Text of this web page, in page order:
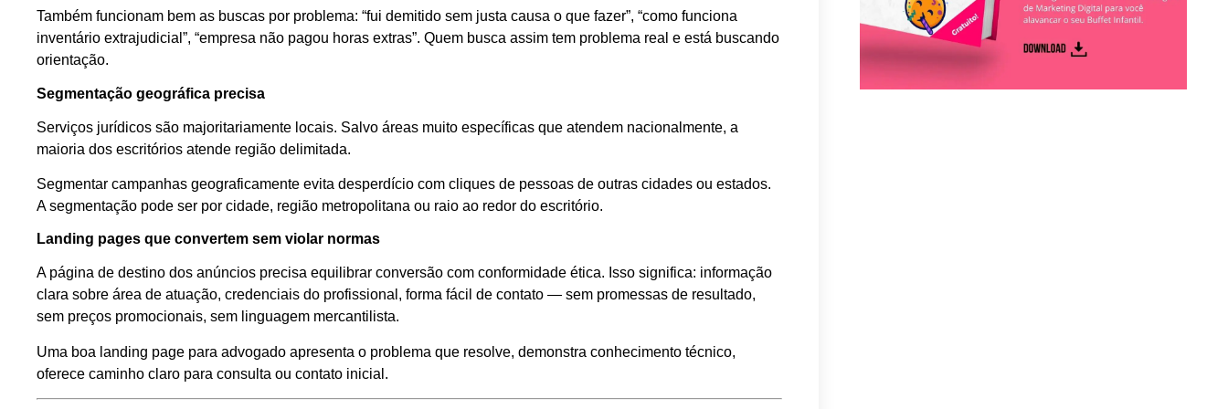
Também funcionam bem as buscas por problema: “fui demitido sem justa causa o que fazer”, “como funciona
inventário extrajudicial”, “empresa não pagou horas extras”. Quem busca assim tem problema real e está buscando
orientação.
Segmentação geográfica precisa
Serviços jurídicos são majoritariamente locais. Salvo áreas muito específicas que atendem nacionalmente, a
maioria dos escritórios atende região delimitada.
Segmentar campanhas geograficamente evita desperdício com cliques de pessoas de outras cidades ou estados.
A segmentação pode ser por cidade, região metropolitana ou raio ao redor do escritório.
Landing pages que convertem sem violar normas
A página de destino dos anúncios precisa equilibrar conversão com conformidade ética. Isso significa: informação
clara sobre área de atuação, credenciais do profissional, forma fácil de contato — sem promessas de resultado,
sem preços promocionais, sem linguagem mercantilista.
Uma boa landing page para advogado apresenta o problema que resolve, demonstra conhecimento técnico,
oferece caminho claro para consulta ou contato inicial.